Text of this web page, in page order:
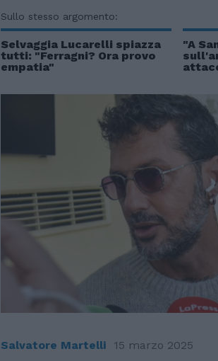
Sullo stesso argomento:
Selvaggia Lucarelli spiazza
tutti: "Ferragni? Ora provo
empatia"
"A
Salvatore Martelli 15 marzo 2025